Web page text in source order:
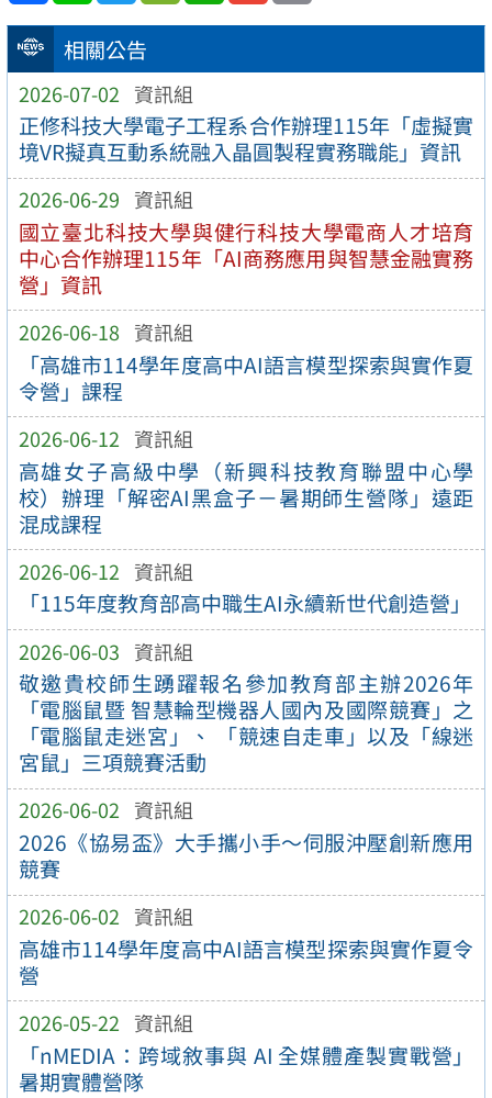
相關公告
2026-07-02 資訊組
正修科技大學電子工程系合作辦理115年「虛擬實
境VR擬真互動系統融入晶圓製程實務職能」資訊
2026-06-29 資訊組
國立臺北科技大學與健行科技大學電商人才培育
中心合作辦理115年「AI商務應用與智慧金融實務
營」資訊
2026-06-18 資訊組
「高雄市114學年度高中AI語言模型探索與實作夏
令營」課程
2026-06-12 資訊組
高雄女子高級中學（新興科技教育聯盟中心學
校）辦理「解密AI黑盒子－暑期師生營隊」遠距
混成課程
2026-06-12 資訊組
「115年度教育部高中職生AI永續新世代創造營」
2026-06-03 資訊組
敬邀貴校師生踴躍報名參加教育部主辦2026年
「電腦鼠暨 智慧輪型機器人國內及國際競賽」之
「電腦鼠走迷宮」、 「競速自走車」以及「線迷
宮鼠」三項競賽活動
2026-06-02 資訊組
2026《協易盃》大手攜小手～伺服沖壓創新應用
競賽
2026-06-02 資訊組
高雄市114學年度高中AI語言模型探索與實作夏令
營
2026-05-22 資訊組
「nMEDIA：跨域敘事與 AI 全媒體產製實戰營」
暑期實體營隊